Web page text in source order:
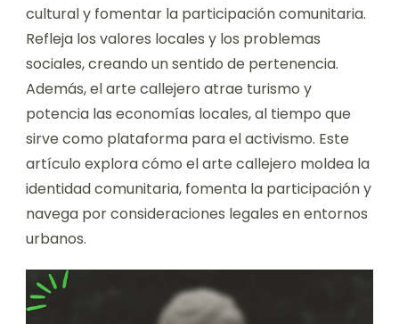
cultural y fomentar la participación comunitaria.
Refleja los valores locales y los problemas
sociales, creando un sentido de pertenencia.
Además, el arte callejero atrae turismo y
potencia las economías locales, al tiempo que
sirve como plataforma para el activismo. Este
artículo explora cómo el arte callejero moldea la
identidad comunitaria, fomenta la participación y
navega por consideraciones legales en entornos
urbanos.